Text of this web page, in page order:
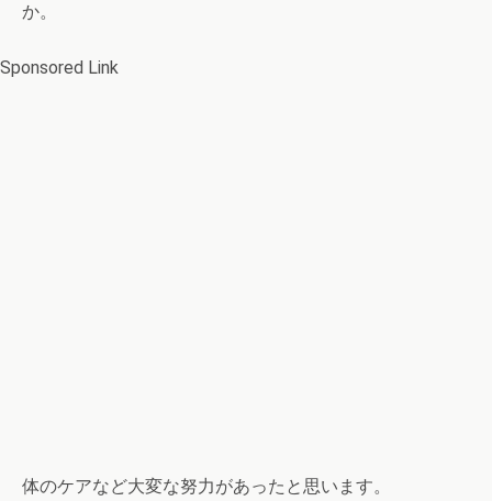
か。
Sponsored Link
体のケアなど大変な努力があったと思います。